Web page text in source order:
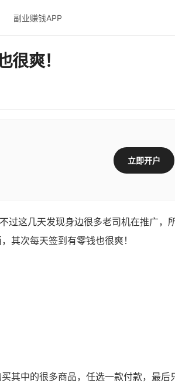
副业赚钱APP
爽！
立即开户
过这几天发现身边很多老司机在推广，
其次每天签到有零钱也很爽！
其中的很多商品，任选一款付款，最后